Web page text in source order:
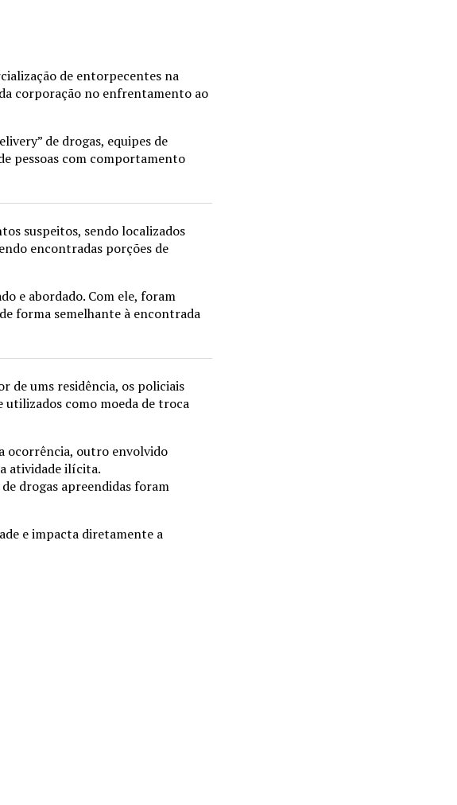
de entorpecentes na
corporação no enfrentamento ao
de drogas, equipes de
pessoas com comportamento
suspeitos, sendo localizados
encontradas porções de
e abordado. Com ele, foram
forma semelhante à encontrada
de ums residência, os policiais
utilizados como moeda de troca
ocorrência, outro envolvido
atividade ilícita.
drogas apreendidas foram
e impacta diretamente a